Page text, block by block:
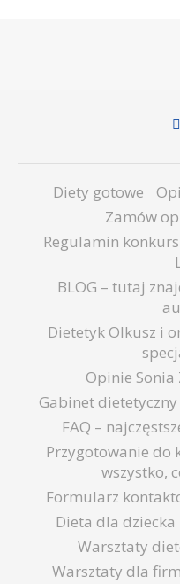
Diety gotowe
Zamów
Regulamin
BLOG – tutaj
Dietetyk Olkusz i
Opinie
Gabinet
FAQ –
Przygotowanie do
wszystko,
Formularz
Dieta dla
Warsztaty
Warsztaty dla firm